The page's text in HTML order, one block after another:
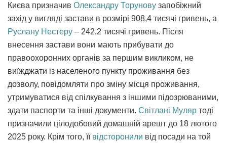
Києва призначив Олександру Торунову запобіжний
захід у вигляді застави в розмірі 908,4 тисячі гривень, а
Руслану Нестеру – 242,2 тисячі гривень. Після
внесення застави вони мають прибувати до
правоохоронних органів за першим викликом, не
виїжджати із населеного пункту проживання без
дозволу, повідомляти про зміну місця проживання,
утримуватися від спілкування з іншими підозрюваними,
здати паспорти та інші документи. Світлані Муляр тоді
призначили цілодобовий домашній арешт до 18 лютого
2025 року. Крім того, її відсторонили від посади на той